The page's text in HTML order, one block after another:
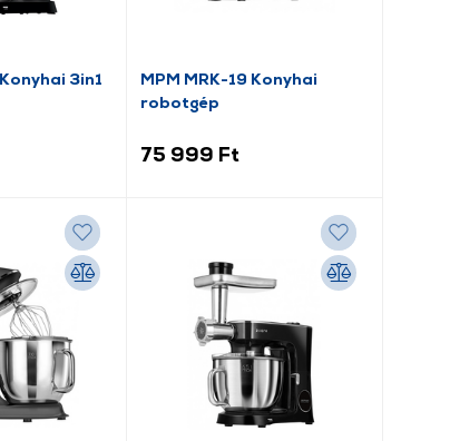
3in1
MPM MRK-19 Konyhai
robotgép
75 999 Ft